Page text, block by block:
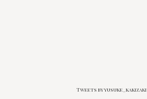
Tweets by yusuke_kakizaki